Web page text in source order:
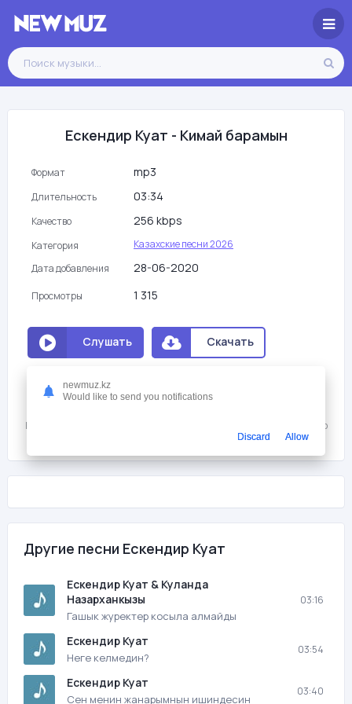
Ескендир Куат - Кимай барамын
Формат mp3
Длительность 03:34
Качество 256 kbps
Категория
Казахские песни 2026
Дата добавления
28-06-2020
Просмотры 1 315
Слушать Скачать
Мне нравится
Куат - Кимай барамын с битрейтом 256 kb/s и продолжительностью
03:34 в mp3 формате и слушать онлайн.
Другие песни Ескендир Куат
Ескендир Куат & Куланда
Назарханкызы
Гашык журектер косыла алмайды
03:16
Ескендир Куат
Неге келмедин?
03:54
Ескендир Куат
Сен менин жанарымнын ишиндесин
03:40
newmuz.kz
Would like to send you notifications
Discard Allow